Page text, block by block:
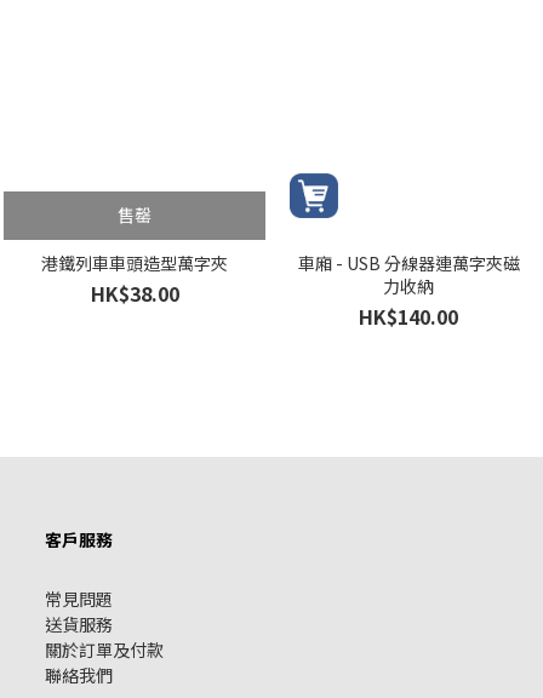
售罄
港鐵列車車頭造型萬字夾
HK$38.00
車廂 - USB 分線器連萬字夾磁
力收納
HK$140.00
客戶服務
常見問題
送貨服務
關於訂單及付款
聯絡我們